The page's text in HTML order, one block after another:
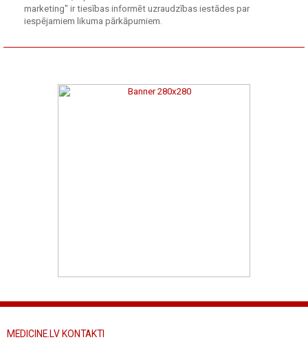
marketing" ir tiesības informēt uzraudzības iestādes par
iespējamiem likuma pārkāpumiem.
MEDICINE.LV KONTAKTI